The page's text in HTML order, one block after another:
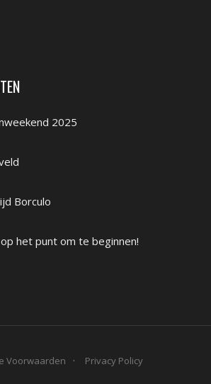
2025
Borculo
het punt om te beginnen!
Voorwaarden Privacy Policy